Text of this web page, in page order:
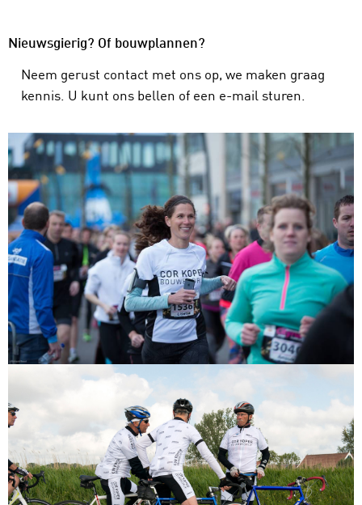
Nieuwsgierig? Of bouwplannen?
Neem gerust contact met ons op, we maken graag
kennis. U kunt ons bellen of een e-mail sturen.